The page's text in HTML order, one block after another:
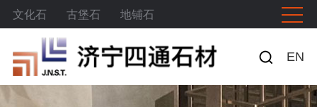
文化石 古堡石 地铺石
EN